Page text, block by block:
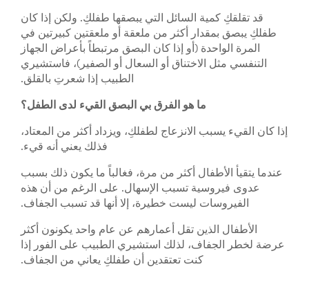
قد تقلقكِ كمية السائل التي يبصقها طفلكِ. ولكن إذا كان
طفلكِ يبصق بمقدار أكثر من ملعقة أو ملعقتين كبيرتين في
المرة الواحدة (أو إذا كان البصق مرتبطاً بأعراض الجهاز
التنفسي مثل الاختناق أو السعال أو الصفير)، فاستشيري
الطبيب إذا شعرتِ بالقلق.
ما هو الفرق بي البصق القيء لدى الطفل؟
إذا كان القيء يسبب الانزعاج لطفلكِ، ويزداد أكثر من المعتاد،
فذلك يعني أنه قيء.
عندما يتقيأ الأطفال أكثر من مرة، فغالباً ما يكون ذلك بسبب
عدوى فيروسية تسبب الإسهال. على الرغم من أن هذه
الفيروسات ليست خطيرة، إلا أنها قد تسبب الجفاف.
الأطفال الذين تقل أعمارهم عن عام واحد يكونون أكثر
عرضة لخطر الجفاف، لذلك استشيري الطبيب على الفور إذا
كنت تعتقدين أن طفلكِ يعاني من الجفاف.